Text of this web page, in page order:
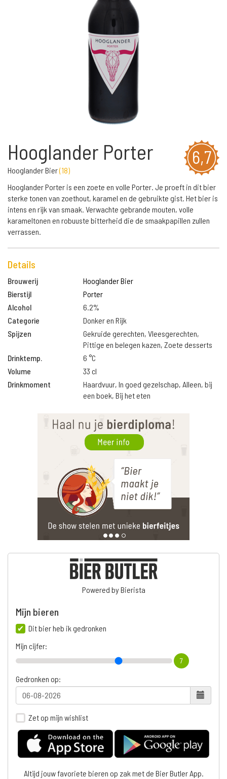
6,7
Hooglander Porter
Hooglander Bier(18)
Hooglander Porter is een zoete en volle Porter. Je proeft in dit bier
sterke tonen van zoethout, karamel en de gebruikte gist. Het bier is
intens en rijk van smaak. Verwachte gebrande mouten, volle
karameltonen en robuuste bitterheid die de smaakpapillen zullen
verrassen.
Details
Brouwerij
Hooglander Bier
Bierstijl
Porter
Alcohol
6.2%
Categorie
Donker en Rijk
Spijzen
Gekruide gerechten, Vleesgerechten,
Pittige en belegen kazen, Zoete desserts
Drinktemp.
6 °C
Volume
33 cl
Drinkmoment
Haardvuur, In goed gezelschap, Alleen, bij
een boek, Bij het eten
Powered by Bierista
Mijn bieren
Dit bier heb ik gedronken
Mijn cijfer:
7
Gedronken op:
Zet op mijn wishlist
Altijd jouw favoriete bieren op zak met de Bier Butler App.